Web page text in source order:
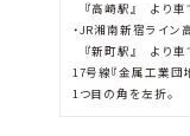
『高崎駅』 より車
・JR湘南新宿ライン
『新町駅』 より車
17号線『金属工業団
1つ目の角を左折。